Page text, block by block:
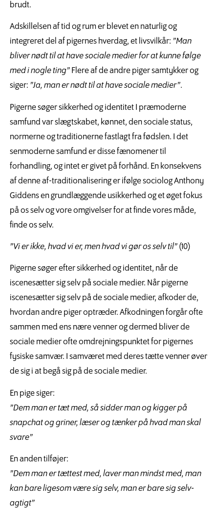
brudt.
Adskillelsen af tid og rum er blevet en naturlig og
integreret del af pigernes hverdag, et livsvilkår: ”Man
bliver nødt til at have sociale medier for at kunne følge
med i nogle ting” Flere af de andre piger samtykker og
siger: ”Ja, man er nødt til at have sociale medier”.
Pigerne søger sikkerhed og identitet I præmoderne
samfund var slægtskabet, kønnet, den sociale status,
normerne og traditionerne fastlagt fra fødslen. I det
senmoderne samfund er disse fænomener til
forhandling, og intet er givet på forhånd. En konsekvens
af denne af-traditionalisering er ifølge sociolog Anthony
Giddens en grundlæggende usikkerhed og et øget fokus
på os selv og vore omgivelser for at finde vores måde,
finde os selv.
”Vi er ikke, hvad vi er, men hvad vi gør os selv til” (10)
Pigerne søger efter sikkerhed og identitet, når de
iscenesætter sig selv på sociale medier. Når pigerne
iscenesætter sig selv på de sociale medier, afkoder de,
hvordan andre piger optræder. Afkodningen forgår ofte
sammen med ens nære venner og dermed bliver de
sociale medier ofte omdrejningspunktet for pigernes
fysiske samvær. I samværet med deres tætte venner øver
de sig i at begå sig på de sociale medier.
En pige siger:
”Dem man er tæt med, så sidder man og kigger på
snapchat og griner, læser og tænker på hvad man skal
svare”
En anden tilføjer:
”Dem man er tættest med, laver man mindst med, man
kan bare ligesom være sig selv, man er bare sig selv-
agtigt”